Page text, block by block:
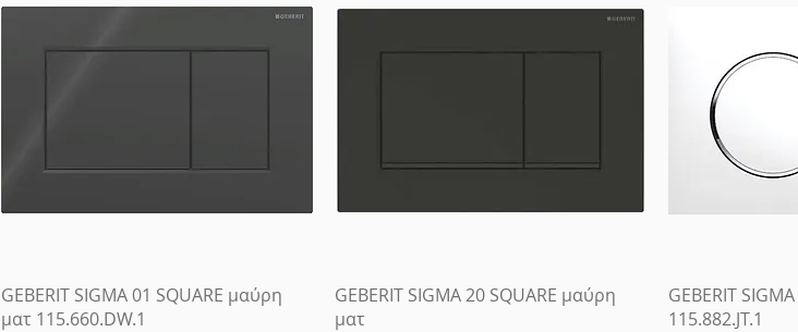
Γρήγορη προβολή
GEBERIT SIGMA 01 SQUARE μαύρη
ματ 115.660.DW.1
Γρήγορη προβολή
GEBERIT SIGMA 20 SQUARE μαύρη
ματ
GEBERIT
115.882.JT.1